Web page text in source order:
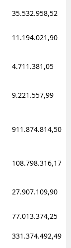
35.532.958,52
11.194.021,90
4.711.381,05
9.221.557,99
911.874.814,50
108.798.316,17
27.907.109,90
77.013.374,25
331.374.492,49